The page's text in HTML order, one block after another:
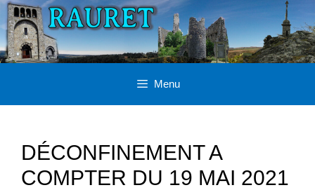
Aller
au
contenu
Menu
DÉCONFINEMENT A
COMPTER DU 19 MAI 2021